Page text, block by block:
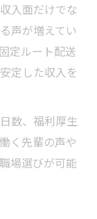
入面だけでな
声が増えてい
定ルート配送
定した収入を
数、福利厚生
く先輩の声や
場選びが可能